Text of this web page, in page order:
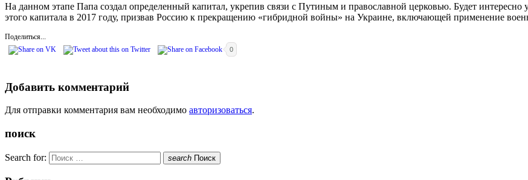
На данном этапе Папа создал определенный капитал, укрепив связи с Путиным и православной церковью. Будет интересно
этого капитала в 2017 году, призвав Россию к прекращению «гибридной войны» на Украине, включающей применение
Поделиться...
0
Добавить комментарий
Для отправки комментария вам необходимо авторизоваться.
поиск
Search for: search Поиск